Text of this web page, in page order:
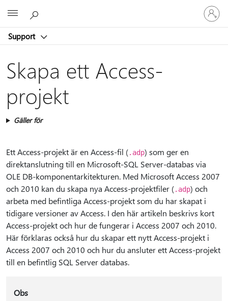
Support
Logga
in
på
konto
Skapa ett Access-
projekt
Gäller för
Ett Access-projekt är en Access-fil (.adp) som ger en
direktanslutning till en Microsoft-SQL Server-databas via
OLE DB-komponentarkitekturen. Med Microsoft Access 2007
och 2010 kan du skapa nya Access-projektfiler (.adp) och
arbeta med befintliga Access-projekt som du har skapat i
tidigare versioner av Access. I den här artikeln beskrivs kort
Access-projekt och hur de fungerar i Access 2007 och 2010.
Här förklaras också hur du skapar ett nytt Access-projekt i
Access 2007 och 2010 och hur du ansluter ett Access-projekt
till en befintlig SQL Server databas.
Obs